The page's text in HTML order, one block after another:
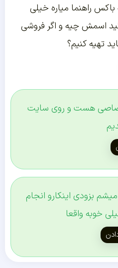
راهنما میاره خیلی
اسمش چیه و اگر فروشی
تهیه کنیم؟
هست و روی سایت
بزودی اینکارو انجام
خوبه واقعا